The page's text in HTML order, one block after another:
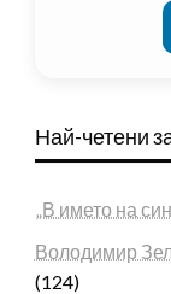
Най-четени
„В името на
Володимир
(124)